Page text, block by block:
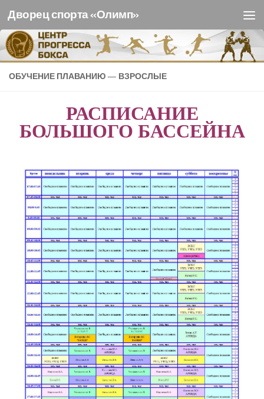
Перейти к содержимому
Дворец спорта «Олимп»
ОБУЧЕНИЕ ПЛАВАНИЮ — ВЗРОСЛЫЕ
РАСПИСАНИЕ
БОЛЬШОГО БАССЕЙНА